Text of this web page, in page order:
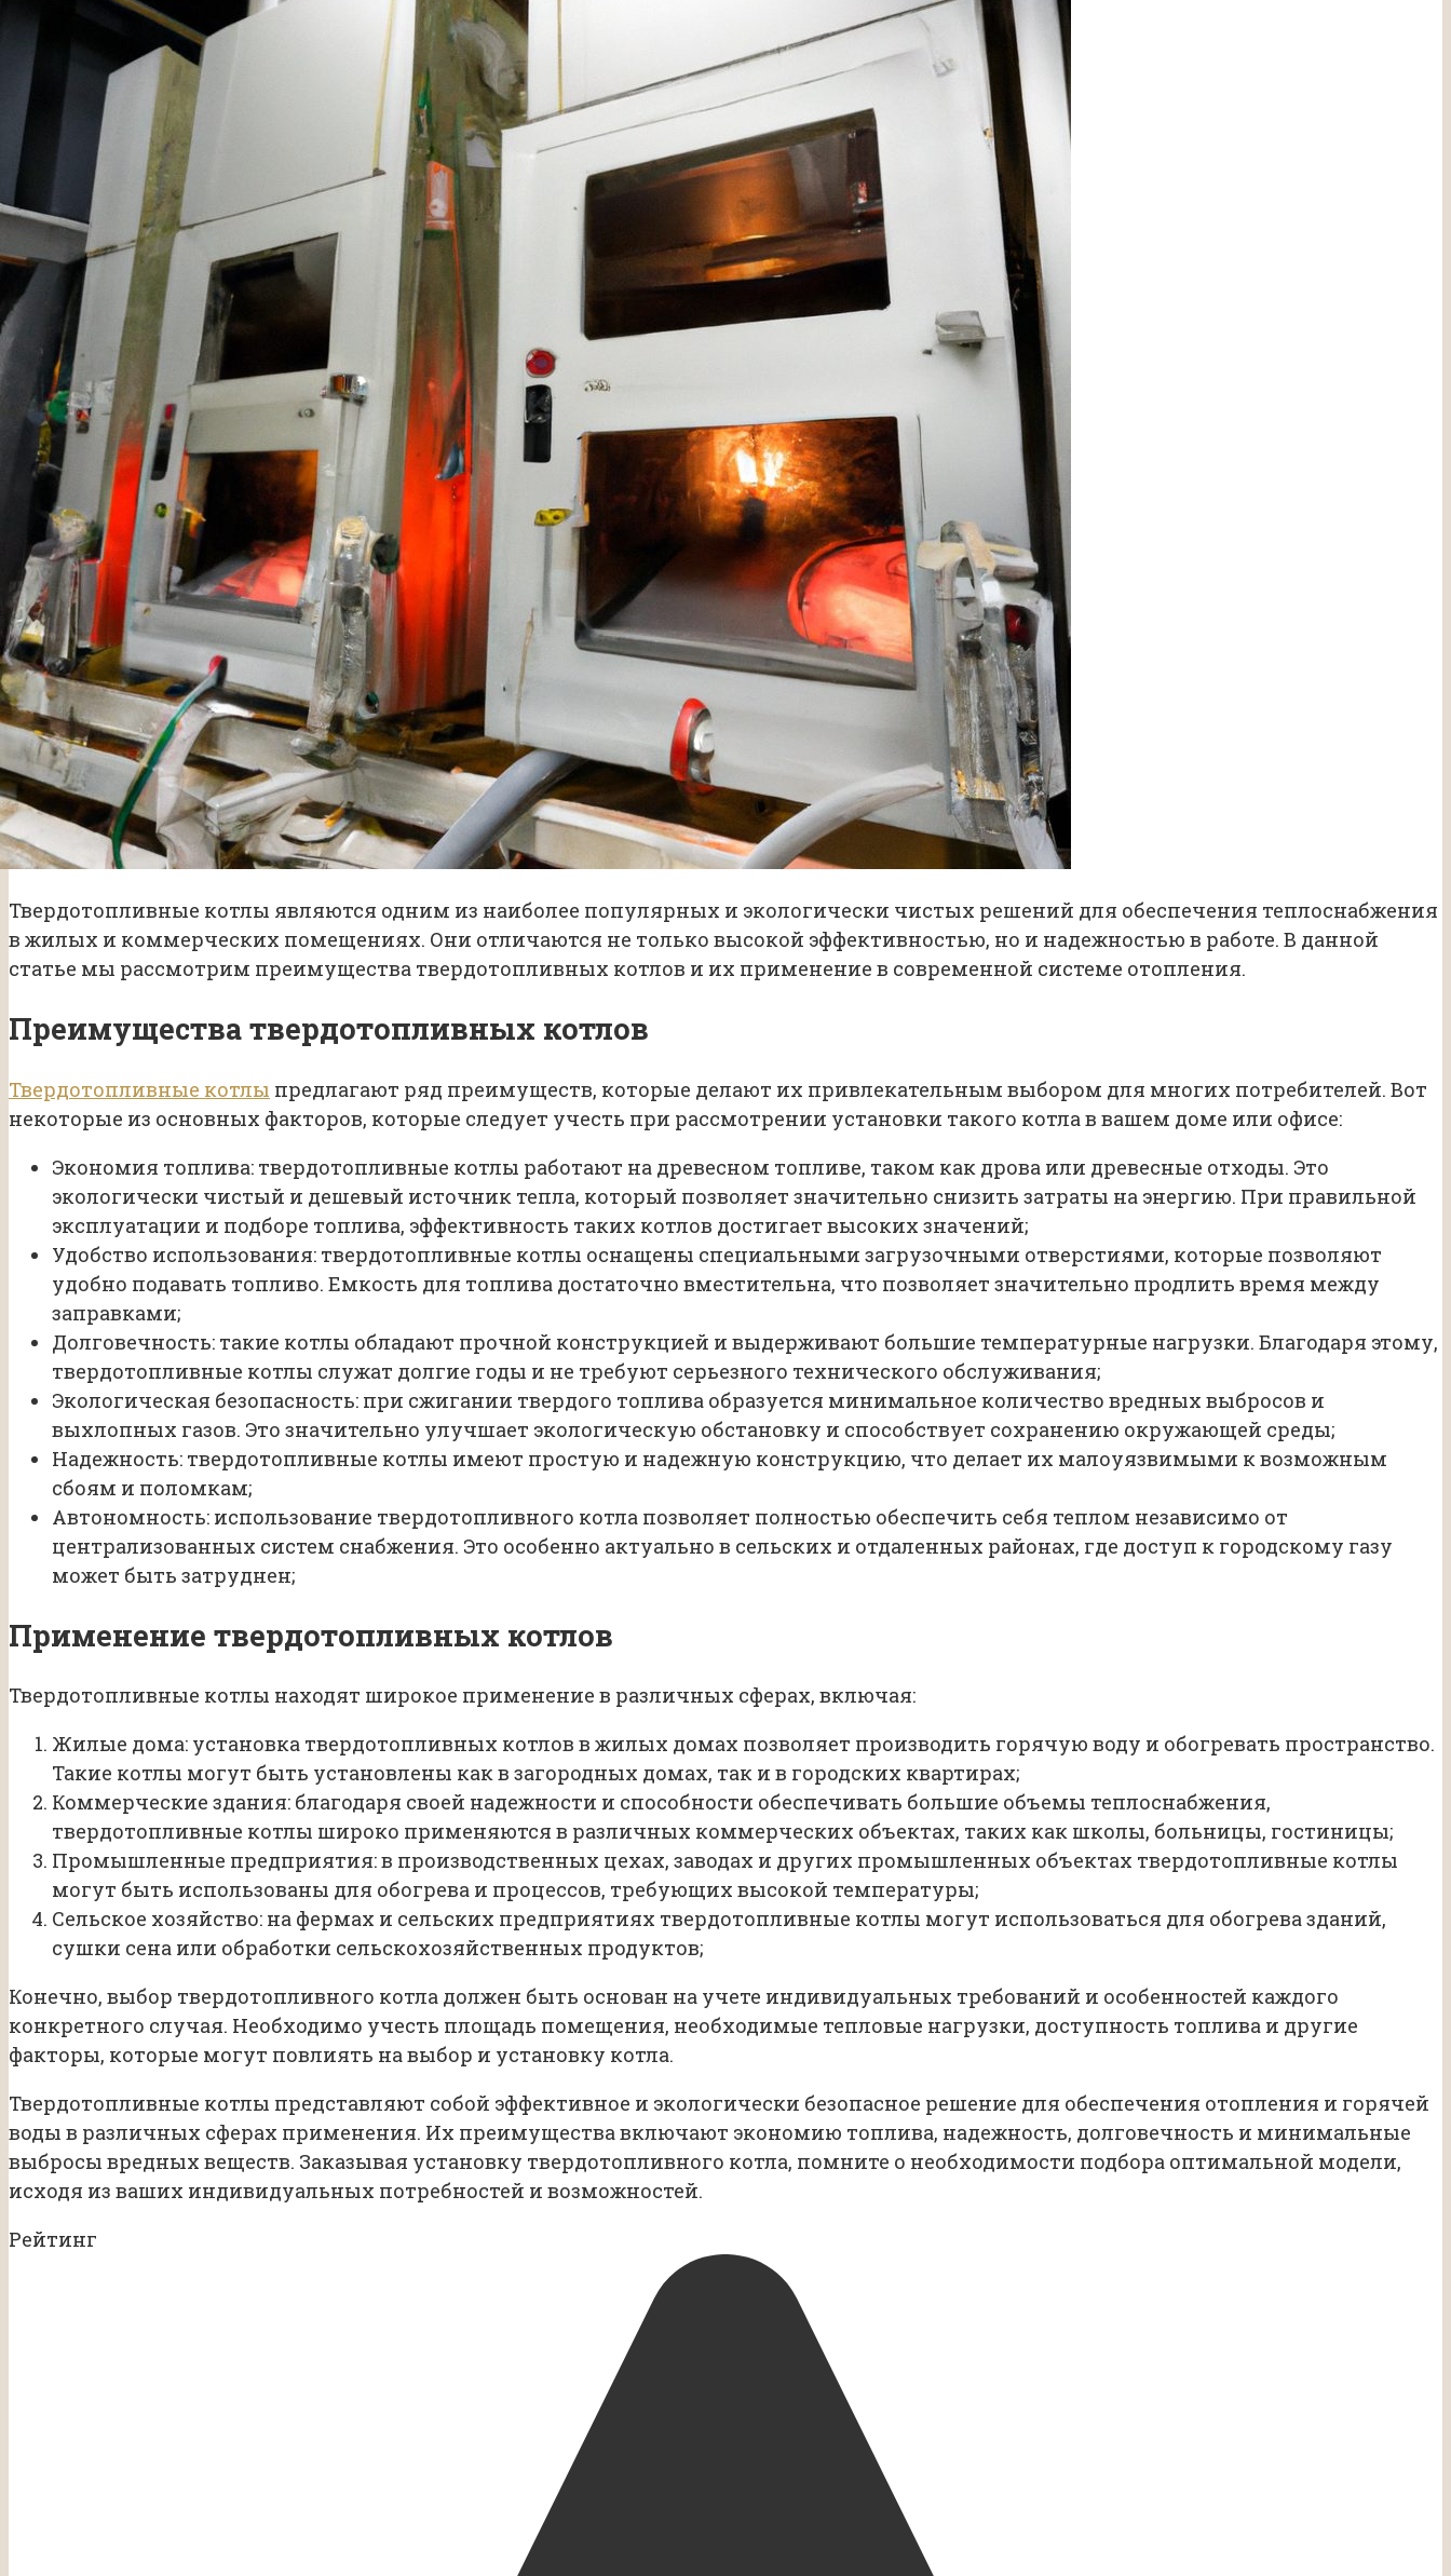
Твердотопливные котлы являются одним из наиболее популярных и экологически чистых решений для обеспечения теплоснабжения
в жилых и коммерческих помещениях. Они отличаются не только высокой эффективностью, но и надежностью в работе. В данной
статье мы рассмотрим преимущества твердотопливных котлов и их применение в современной системе отопления.
Преимущества твердотопливных котлов
Твердотопливные котлы предлагают ряд преимуществ, которые делают их привлекательным выбором для многих потребителей. Вот
некоторые из основных факторов, которые следует учесть при рассмотрении установки такого котла в вашем доме или офисе:
Экономия топлива: твердотопливные котлы работают на древесном топливе, таком как дрова или древесные отходы. Это
экологически чистый и дешевый источник тепла, который позволяет значительно снизить затраты на энергию. При правильной
эксплуатации и подборе топлива, эффективность таких котлов достигает высоких значений;
Удобство использования: твердотопливные котлы оснащены специальными загрузочными отверстиями, которые позволяют
удобно подавать топливо. Емкость для топлива достаточно вместительна, что позволяет значительно продлить время между
заправками;
Долговечность: такие котлы обладают прочной конструкцией и выдерживают большие температурные нагрузки. Благодаря этому,
твердотопливные котлы служат долгие годы и не требуют серьезного технического обслуживания;
Экологическая безопасность: при сжигании твердого топлива образуется минимальное количество вредных выбросов и
выхлопных газов. Это значительно улучшает экологическую обстановку и способствует сохранению окружающей среды;
Надежность: твердотопливные котлы имеют простую и надежную конструкцию, что делает их малоуязвимыми к возможным
сбоям и поломкам;
Автономность: использование твердотопливного котла позволяет полностью обеспечить себя теплом независимо от
централизованных систем снабжения. Это особенно актуально в сельских и отдаленных районах, где доступ к городскому газу
может быть затруднен;
Применение твердотопливных котлов
Твердотопливные котлы находят широкое применение в различных сферах, включая:
Жилые дома: установка твердотопливных котлов в жилых домах позволяет производить горячую воду и обогревать пространство.
Такие котлы могут быть установлены как в загородных домах, так и в городских квартирах;
Коммерческие здания: благодаря своей надежности и способности обеспечивать большие объемы теплоснабжения,
твердотопливные котлы широко применяются в различных коммерческих объектах, таких как школы, больницы, гостиницы;
Промышленные предприятия: в производственных цехах, заводах и других промышленных объектах твердотопливные котлы
могут быть использованы для обогрева и процессов, требующих высокой температуры;
Сельское хозяйство: на фермах и сельских предприятиях твердотопливные котлы могут использоваться для обогрева зданий,
сушки сена или обработки сельскохозяйственных продуктов;
Конечно, выбор твердотопливного котла должен быть основан на учете индивидуальных требований и особенностей каждого
конкретного случая. Необходимо учесть площадь помещения, необходимые тепловые нагрузки, доступность топлива и другие
факторы, которые могут повлиять на выбор и установку котла.
Твердотопливные котлы представляют собой эффективное и экологически безопасное решение для обеспечения отопления и горячей
воды в различных сферах применения. Их преимущества включают экономию топлива, надежность, долговечность и минимальные
выбросы вредных веществ. Заказывая установку твердотопливного котла, помните о необходимости подбора оптимальной модели,
исходя из ваших индивидуальных потребностей и возможностей.
Рейтинг